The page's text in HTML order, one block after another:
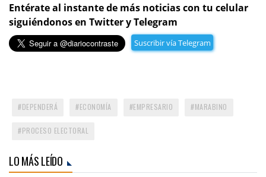
Entérate al instante de más noticias con tu celular
siguiéndonos en Twitter y Telegram
Suscribir vía Telegram
DEPENDERÁ ECONOMÍA EMPRESARIO MARABINO
PROCESO ELECTORAL
LO MÁS LEÍDO